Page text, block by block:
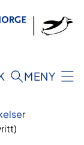
MENY